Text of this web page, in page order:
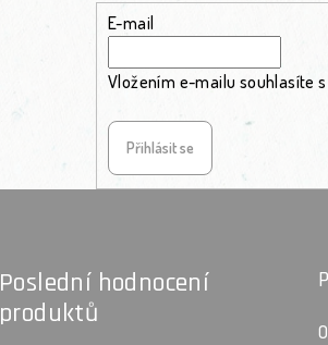
E-mail
Vložením e-mailu souhlasíte s
Přihlásit se
Poslední hodnocení
produktů